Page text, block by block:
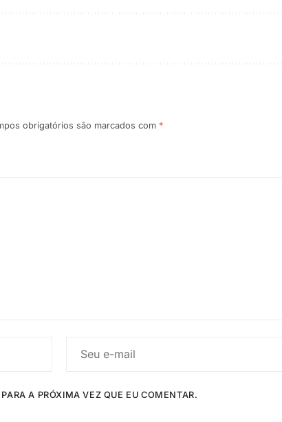
obrigatórios são marcados com *
A PRÓXIMA VEZ QUE EU COMENTAR.